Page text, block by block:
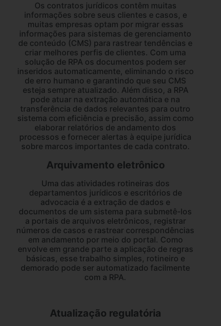
Os contratos jurídicos contêm muitas
informações sobre seus clientes e casos, e
muitas empresas optam por migrar essas
informações para sistemas de gerenciamento
de conteúdo (CMS) para rastrear tendências e
criar melhores perfis de clientes. Com uma
solução de RPA os documentos podem ser
inseridos automaticamente, eliminando o risco
de erro humano e garantindo que seu CMS
esteja sempre atualizado. Além disso, a RPA
pode atuar na extração automática e na
transferência de dados relevantes para outro
sistema com eficiência e precisão, assim como
elaborar relatórios de andamento dos
processos e fornecer alertas à equipe jurídica
sobre marcos importantes de cada contrato.
Arquivamento eletrônico
Uma das atividades rotineiras dos
departamentos jurídicos e escritórios de
advocacia é a extração de dados e
documentos de um sistema para submetê-los
a portais de arquivos eletrônicos, registrar
números de casos e rastrear correspondências
em andamento por meio do portal. Como
envolve em grande parte a aplicação de regras
básicas, esse trabalho simples, rotineiro e
demorado pode ser automatizado facilmente
com a RPA.
Atualização regulatória